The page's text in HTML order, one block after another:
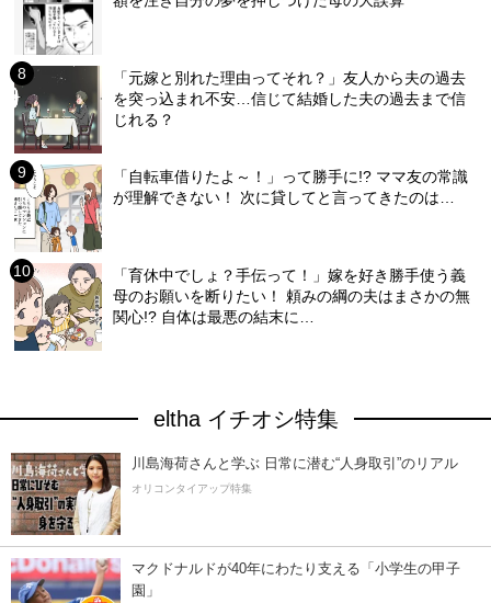
「元嫁と別れた理由ってそれ？」友人から夫の過去
を突っ込まれ不安…信じて結婚した夫の過去まで信
じれる？
「自転車借りたよ～！」って勝手に!? ママ友の常識
が理解できない！ 次に貸してと言ってきたのは…
「育休中でしょ？手伝って！」嫁を好き勝手使う義
母のお願いを断りたい！ 頼みの綱の夫はまさかの無
関心!? 自体は最悪の結末に…
eltha イチオシ特集
川島海荷さんと学ぶ 日常に潜む“人身取引”のリアル
オリコンタイアップ特集
マクドナルドが40年にわたり支える「小学生の甲子
園」